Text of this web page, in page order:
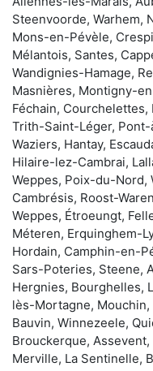
Steenvoorde, Warhem,
Mons-en-Pévèle,
Mélantois, Santes,
Wandignies-Hamage,
Masnières, Montigny-
Féchain, Courchelettes,
Trith-Saint-Léger,
Waziers, Hantay,
Hilaire-lez-Cambrai,
Weppes, Poix-du-Nord,
Cambrésis, Roost-
Weppes, Étroeungt,
Méteren, Erquinghem-
Hordain, Camphin-en-
Sars-Poteries, Steene,
Hergnies, Bourghelles,
lès-Mortagne,
Bauvin, Winnezeele,
Brouckerque,
Merville, La Sentinelle,